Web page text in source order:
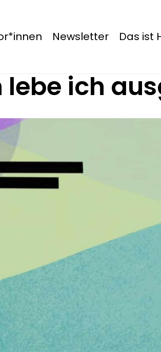
Newsletter Das ist
lebe ich